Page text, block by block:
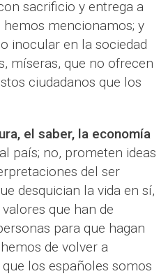
sacrificio y entrega a
mencionamos; y
inocular en la sociedad
míseras, que no ofrecen
ciudadanos que los
el saber, la economía
país; no, prometen ideas
del ser
desquician la vida en sí,
que han de
para que hagan
de volver a
los españoles somos